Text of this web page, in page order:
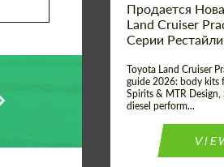
Продается
Land Cruiser
Серии
Toyota Land Cruiser
guide 2026: body kits
Spirits & MTR
diesel perform...